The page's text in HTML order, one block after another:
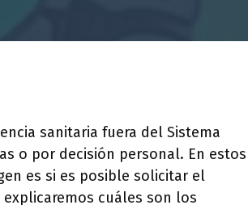
sanitaria fuera del Sistema
o por decisión personal. En estos
es si es posible solicitar el
cuáles son los